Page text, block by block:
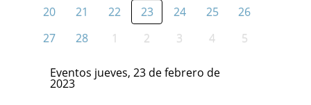
20
21 22 23 24 25
26
27
28 1 2 3 4 5
Eventos jueves, 23 de febrero de
2023